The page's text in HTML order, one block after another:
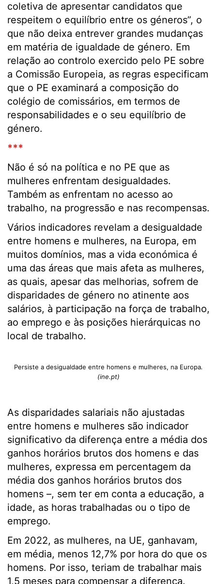
coletiva de apresentar candidatos que
respeitem o equilíbrio entre os géneros”, o
que não deixa entrever grandes mudanças
em matéria de igualdade de género. Em
relação ao controlo exercido pelo PE sobre
a Comissão Europeia, as regras especificam
que o PE examinará a composição do
colégio de comissários, em termos de
responsabilidades e o seu equilíbrio de
género.
***
Não é só na política e no PE que as
mulheres enfrentam desigualdades.
Também as enfrentam no acesso ao
trabalho, na progressão e nas recompensas.
Vários indicadores revelam a desigualdade
entre homens e mulheres, na Europa, em
muitos domínios, mas a vida económica é
uma das áreas que mais afeta as mulheres,
as quais, apesar das melhorias, sofrem de
disparidades de género no atinente aos
salários, à participação na força de trabalho,
ao emprego e às posições hierárquicas no
local de trabalho.
Persiste a desigualdade entre homens e mulheres, na Europa.
(ine.pt)
As disparidades salariais não ajustadas
entre homens e mulheres são indicador
significativo da diferença entre a média dos
ganhos horários brutos dos homens e das
mulheres, expressa em percentagem da
média dos ganhos horários brutos dos
homens –, sem ter em conta a educação, a
idade, as horas trabalhadas ou o tipo de
emprego.
Em 2022, as mulheres, na UE, ganhavam,
em média, menos 12,7% por hora do que os
homens. Por isso, teriam de trabalhar mais
1,5 meses para compensar a diferença.